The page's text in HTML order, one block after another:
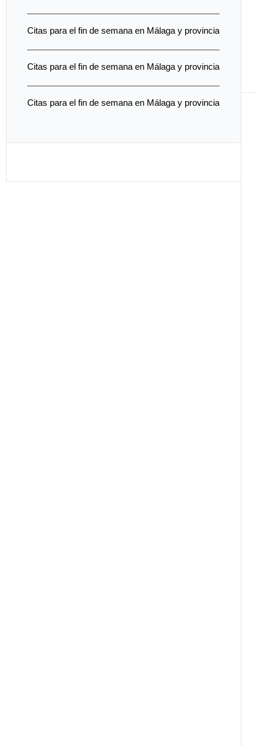
Citas para el fin de semana en Málaga y provincia
Citas para el fin de semana en Málaga y provincia
Citas para el fin de semana en Málaga y provincia